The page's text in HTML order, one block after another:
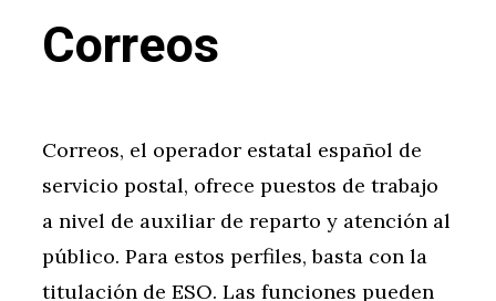
Correos
Correos, el operador estatal español de
servicio postal, ofrece puestos de trabajo
a nivel de auxiliar de reparto y atención al
público. Para estos perfiles, basta con la
titulación de ESO. Las funciones pueden